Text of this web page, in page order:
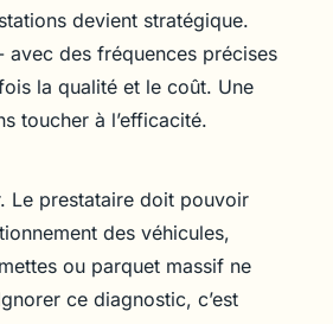
devient stratégique.
des fréquences précises
la qualité et le coût. Une
toucher à l’efficacité.
Le prestataire doit pouvoir
des véhicules,
ou parquet massif ne
ce diagnostic, c’est